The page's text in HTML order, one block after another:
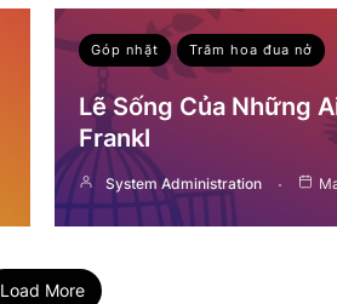
Góp nhặt Trăm hoa đua nở
Lẽ Sống Của Những
Frankl
System Administration
Load More